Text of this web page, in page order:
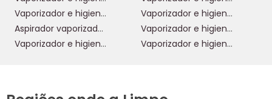
Vaporizador e higienizador portatil
Vaporizador e higienizador profissional
Aspirador vaporizador e higienizador
Vaporizador e higienizador de estofados
Vaporizador e higienizador 220v
Vaporizador e higienizador 1200w